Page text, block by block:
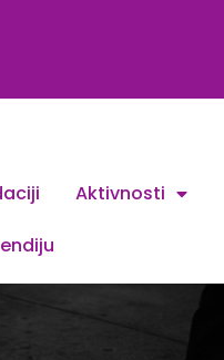
Aktivnosti